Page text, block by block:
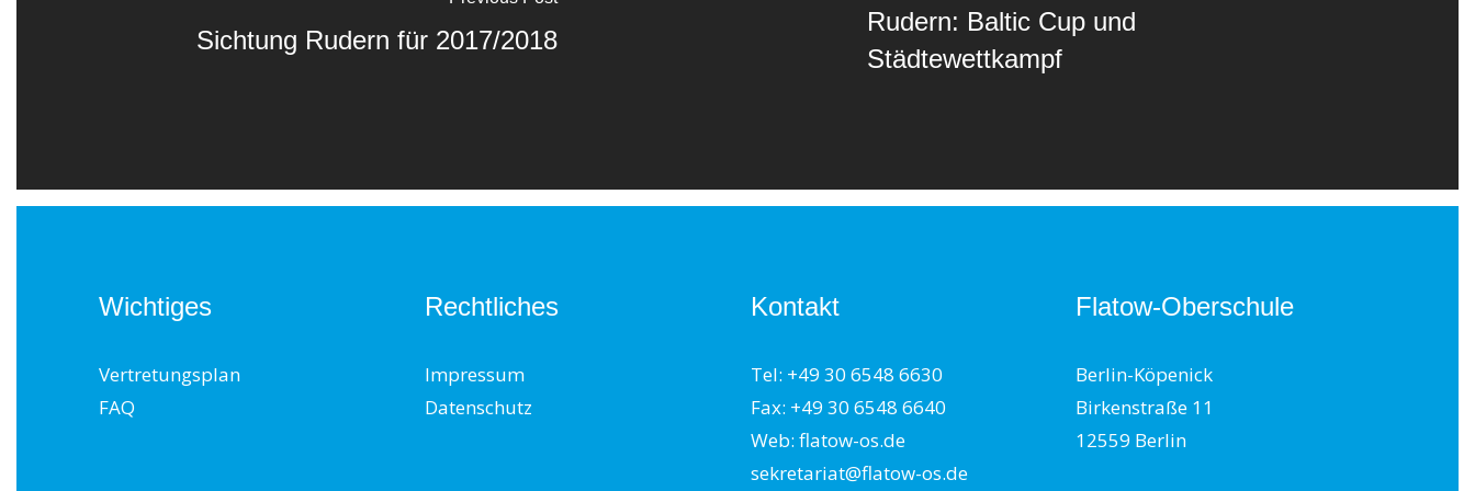
Sichtung Rudern für 2017/2018
Rudern: Baltic Cup und
Städtewettkampf
Wichtiges
Vertretungsplan
FAQ
Rechtliches
Impressum
Datenschutz
Kontakt
Tel: +49 30 6548 6630
Fax: +49 30 6548 6640
Web: flatow-os.de
sekretariat@flatow-os.de
Flatow-Oberschule
Berlin-Köpenick
Birkenstraße 11
12559 Berlin